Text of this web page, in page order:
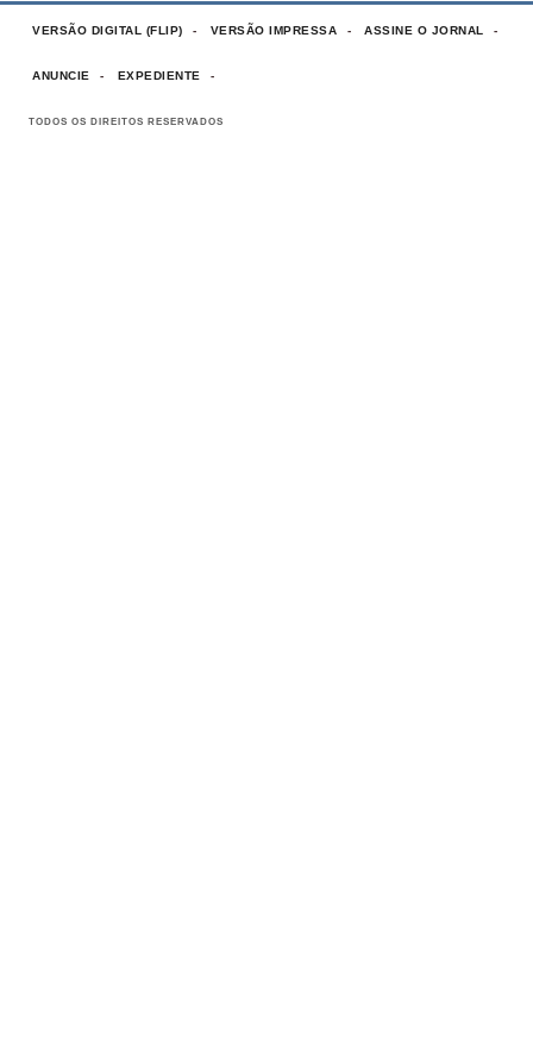
VERSÃO DIGITAL (FLIP) VERSÃO IMPRESSA ASSINE O JORNAL
ANUNCIE EXPEDIENTE
TODOS OS DIREITOS RESERVADOS